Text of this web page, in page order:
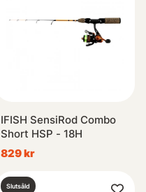
IFISH SensiRod Combo
Short HSP - 18H
829 kr
Slutsåld